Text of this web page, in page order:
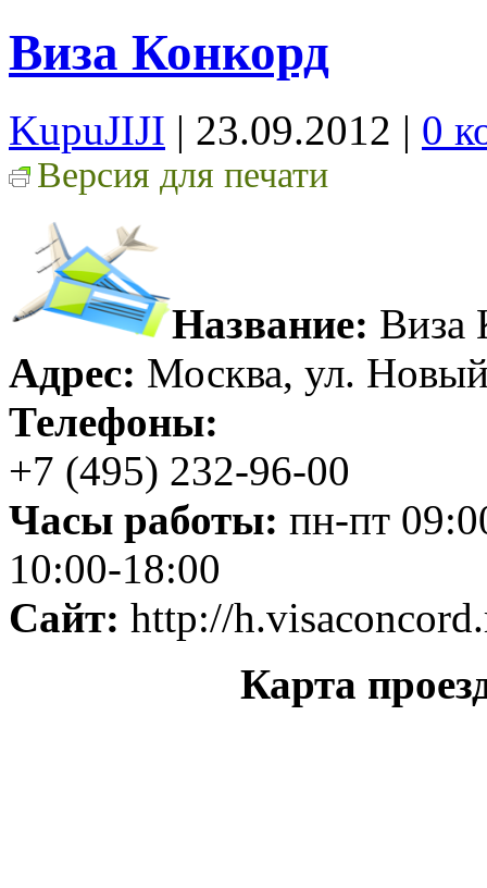
Виза Конкорд
KupuJIJI | 23.09.2012 | 0
Версия для печати
Название: Виза
Адрес: Москва, ул.
Телефоны:
+7 (495) 232-96-00
Часы работы: пн-пт
10:00-18:00
Сайт: http://
Карта